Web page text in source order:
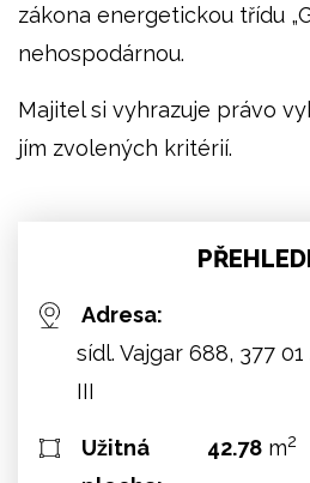
zákona energetickou třídu
nehospodárnou.
Majitel si vyhrazuje právo
jím zvolených kritérií.
Adresa:
sídl. Vajgar 688, 377
III
Užitná
42.78m2